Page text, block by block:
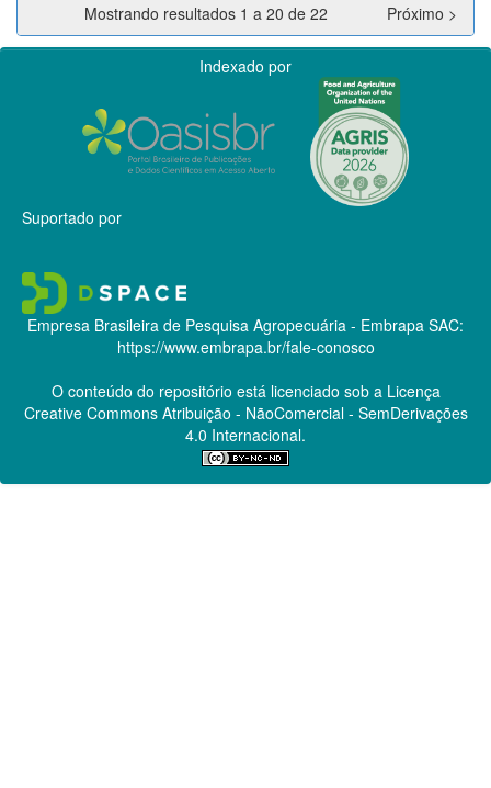
Mostrando resultados 1 a 20 de 22 Próximo >
Indexado por
Suportado por
Empresa Brasileira de Pesquisa Agropecuária - Embrapa SAC:
https://www.embrapa.br/fale-conosco
O conteúdo do repositório está licenciado sob a Licença
Creative CommonsAtribuição - NãoComercial - SemDerivações
4.0 Internacional.